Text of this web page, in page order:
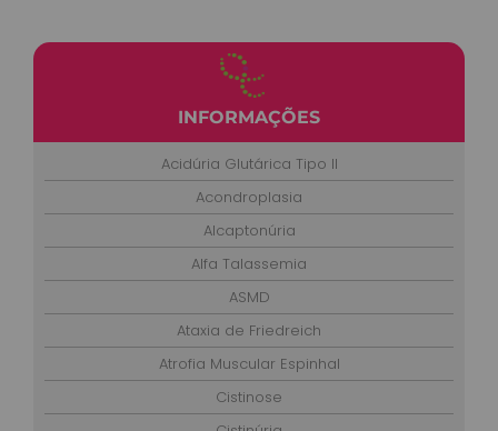
INFORMAÇÕES
Acidúria Glutárica Tipo II
Acondroplasia
Alcaptonúria
Alfa Talassemia
ASMD
Ataxia de Friedreich
Atrofia Muscular Espinhal
Cistinose